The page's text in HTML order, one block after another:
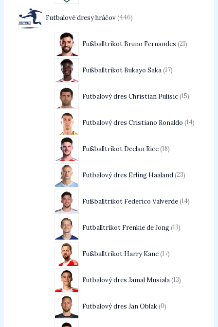
Futbalové dresy hráčov 446
Fußballtrikot Bruno Fernandes 21
Fußballtrikot Bukayo Saka 17
Futbalový dres Christian Pulisic 15
Futbalový dres Cristiano Ronaldo 14
Fußballtrikot Declan Rice 18
Futbalový dres Erling Haaland 23
Fußballtrikot Federico Valverde 14
Futballtrikot Frenkie de Jong 13
Fußballtrikot Harry Kane 17
Futbalový dres Jamal Musiala 13
Futbalový dres Jan Oblak 0